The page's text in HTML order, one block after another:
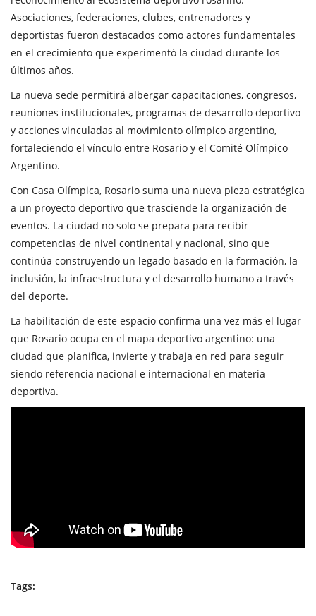
Asociaciones, federaciones, clubes, entrenadores y
deportistas fueron destacados como actores fundamentales
en el crecimiento que experimentó la ciudad durante los
últimos años.
La nueva sede permitirá albergar capacitaciones, congresos,
reuniones institucionales, programas de desarrollo deportivo
y acciones vinculadas al movimiento olímpico argentino,
fortaleciendo el vínculo entre Rosario y el Comité Olímpico
Argentino.
Con Casa Olímpica, Rosario suma una nueva pieza estratégica
a un proyecto deportivo que trasciende la organización de
eventos. La ciudad no solo se prepara para recibir
competencias de nivel continental y nacional, sino que
continúa construyendo un legado basado en la formación, la
inclusión, la infraestructura y el desarrollo humano a través
del deporte.
La habilitación de este espacio confirma una vez más el lugar
que Rosario ocupa en el mapa deportivo argentino: una
ciudad que planifica, invierte y trabaja en red para seguir
siendo referencia nacional e internacional en materia
deportiva.
Tags: